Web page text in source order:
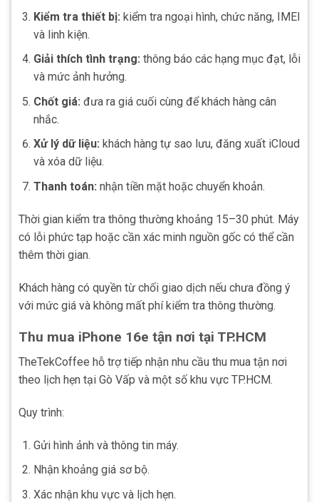
Kiểm tra thiết bị: kiểm tra ngoại hình, chức năng, IMEI
và linh kiện.
Giải thích tình trạng: thông báo các hạng mục đạt, lỗi
và mức ảnh hưởng.
Chốt giá: đưa ra giá cuối cùng để khách hàng cân
nhắc.
Xử lý dữ liệu: khách hàng tự sao lưu, đăng xuất iCloud
và xóa dữ liệu.
Thanh toán: nhận tiền mặt hoặc chuyển khoản.
Thời gian kiểm tra thông thường khoảng 15–30 phút. Máy
có lỗi phức tạp hoặc cần xác minh nguồn gốc có thể cần
thêm thời gian.
Khách hàng có quyền từ chối giao dịch nếu chưa đồng ý
với mức giá và không mất phí kiểm tra thông thường.
Thu mua iPhone 16e tận nơi tại TP.HCM
TheTekCoffee hỗ trợ tiếp nhận nhu cầu thu mua tận nơi
theo lịch hẹn tại Gò Vấp và một số khu vực TP.HCM.
Quy trình:
Gửi hình ảnh và thông tin máy.
Nhận khoảng giá sơ bộ.
Xác nhận khu vực và lịch hẹn.